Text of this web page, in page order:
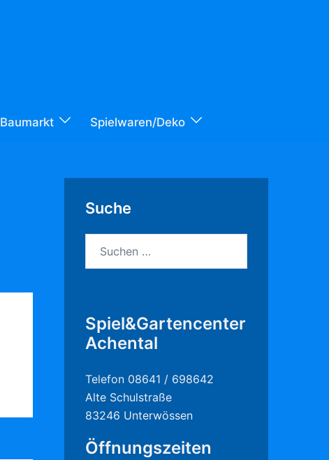
Baumarkt Spielwaren/Deko
Suche
Spiel&Gartencenter
Achental
Telefon 08641 / 698642
Alte Schulstraße
83246 Unterwössen
Öffnungszeiten